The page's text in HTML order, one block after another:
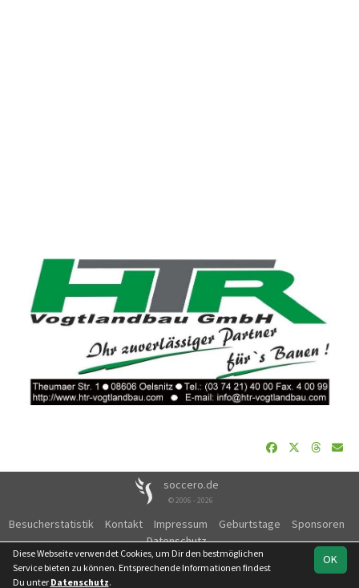
soccero.de
© 2006 - 2026
Besucherstatistik Kontakt Impressum Geburtstage
Sponsoren
Datenschutz
OK
Diese Webseite verwendet Cookies, um Dir den bestmöglichen
Service bieten zu können. Entsprechende Informationen findest
Du unter Datenschutz.